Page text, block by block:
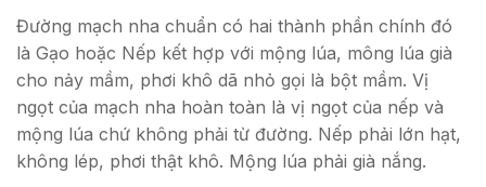
Đường mạch nha chuẩn có hai thành phần chính đó
là Gạo hoặc Nếp kết hợp với mộng lúa, mông lúa già
cho nảy mầm, phơi khô dã nhỏ gọi là bột mầm. Vị
ngọt của mạch nha hoàn toàn là vị ngọt của nếp và
mộng lúa chứ không phải từ đường. Nếp phải lớn hạt,
không lép, phơi thật khô. Mộng lúa phải già nắng.